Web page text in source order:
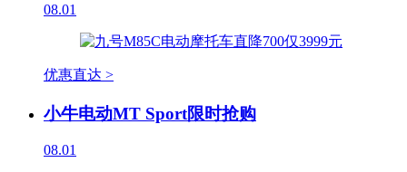
08.01
优惠直达 >
小牛电动MT Sport限时抢购
08.01